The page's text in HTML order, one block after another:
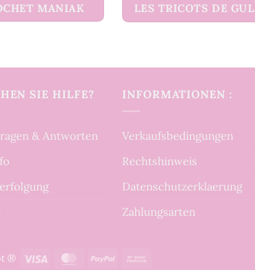
MANIAK LES TRICOTS DE GUL
SIE HILFE?
& Antworten
INFORMATIONEN :
Verkaufsbedingungen
Rechtshinweis
Datenschutzerklaerung
Zahlungsarten
® Visa MasterCard
PayPal